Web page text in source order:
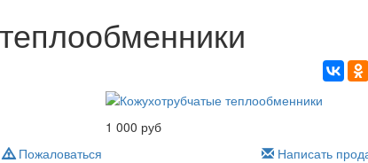
1 000 руб
Пожаловаться Написать